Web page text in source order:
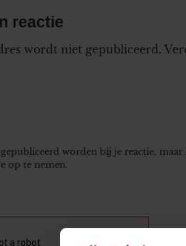
reactie
wordt niet gepubliceerd.
gepubliceerd worden bij je reactie,
op te nemen.